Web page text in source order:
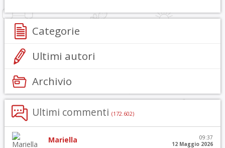
Categorie
Ultimi autori
Archivio
Ultimi commenti (172.602)
Mariella
09:37
12 Maggio 2026